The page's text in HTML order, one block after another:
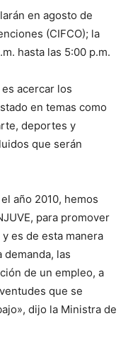
en agosto de
(CIFCO); la
hasta las 5:00 p.m.
acercar los
en temas como
deportes y
que serán
año 2010, hemos
para promover
es de esta manera
las
de un empleo, a
que se
dijo la Ministra de